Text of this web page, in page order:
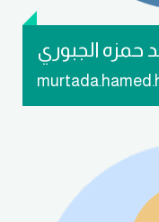
حمزه الجبوري